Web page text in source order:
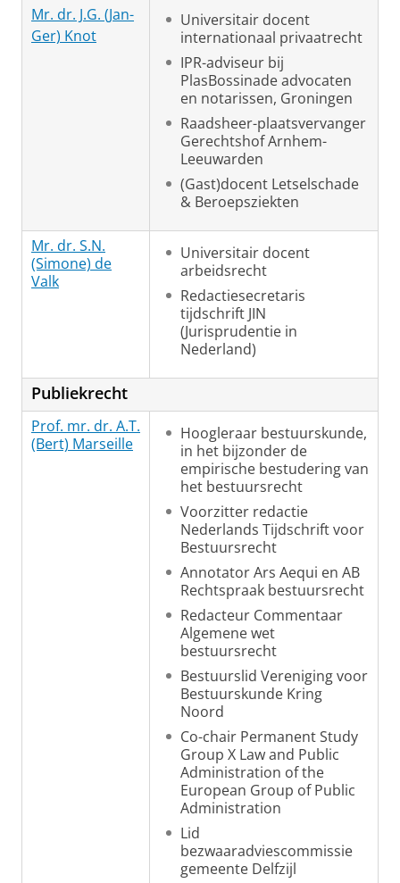
Mr. dr. J.G. (Jan-
Ger) Knot
Universitair docent
internationaal privaatrecht
IPR-adviseur bij
PlasBossinade advocaten
en notarissen, Groningen
Raadsheer-plaatsvervanger
Gerechtshof Arnhem-
Leeuwarden
(Gast)docent Letselschade
& Beroepsziekten
Mr. dr. S.N.
(Simone) de
Valk
Universitair docent
arbeidsrecht
Redactiesecretaris
tijdschrift JIN
(Jurisprudentie in
Nederland)
Publiekrecht
Prof. mr. dr. A.T.
(Bert) Marseille
Hoogleraar bestuurskunde,
in het bijzonder de
empirische bestudering van
het bestuursrecht
Voorzitter redactie
Nederlands Tijdschrift voor
Bestuursrecht
Annotator Ars Aequi en AB
Rechtspraak bestuursrecht
Redacteur Commentaar
Algemene wet
bestuursrecht
Bestuurslid Vereniging voor
Bestuurskunde Kring
Noord
Co-chair Permanent Study
Group X Law and Public
Administration of the
European Group of Public
Administration
Lid
bezwaaradviescommissie
gemeente Delfzijl